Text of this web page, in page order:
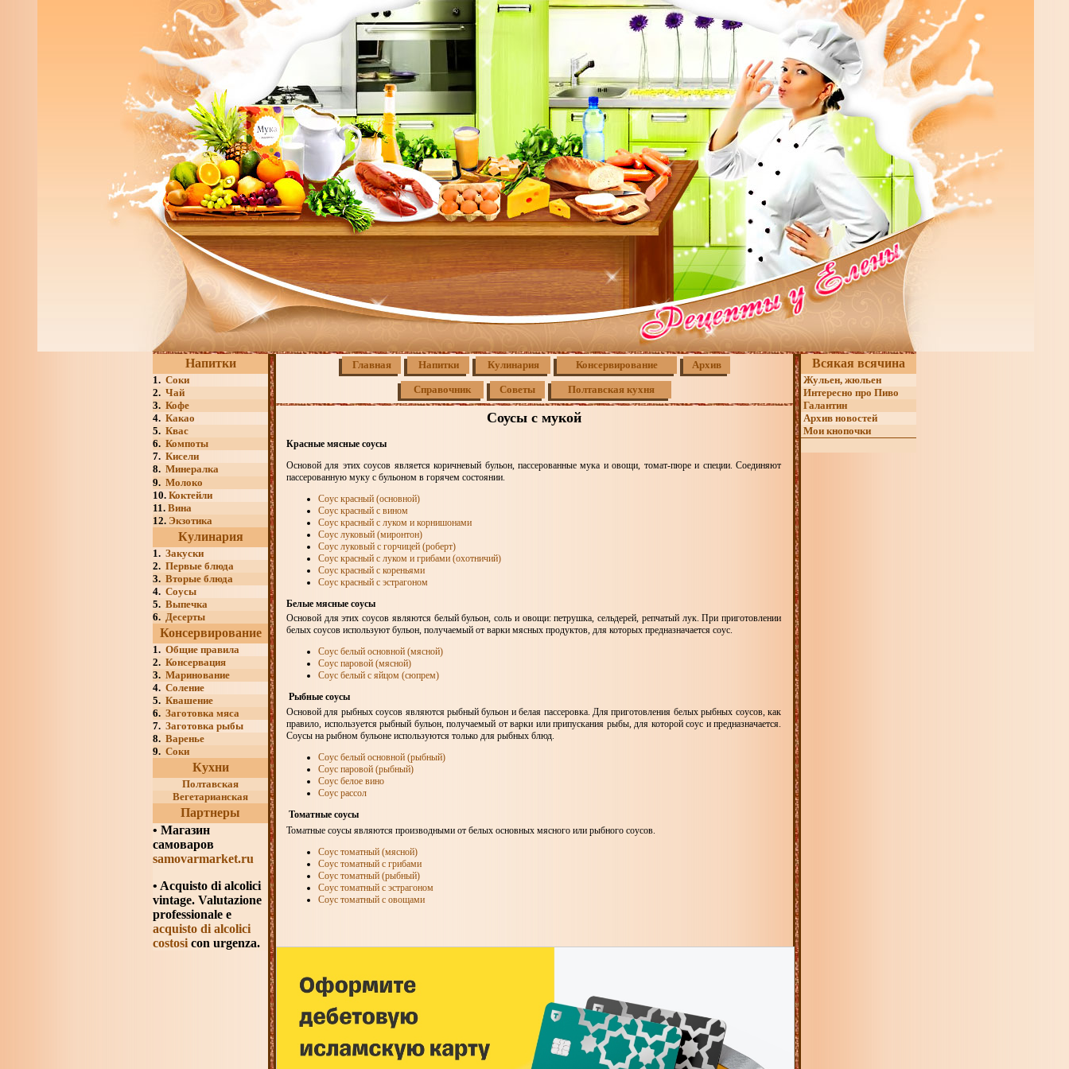
Напитки
1. Соки
2. Чай
3. Кофе
4. Какао
5. Квас
6. Компоты
7. Кисели
8. Минералка
9. Молоко
10. Коктейли
11. Вина
12. Экзотика
Кулинария
1. Закуски
2. Первые блюда
3. Вторые блюда
4. Соусы
5. Выпечка
6. Десерты
Консервирование
1. Общие правила
2. Консервация
3. Маринование
4. Соление
5. Квашение
6. Заготовка мяса
7. Заготовка рыбы
8. Варенье
9. Соки
Кухни
Полтавская
Вегетарианская
Партнеры
• Магазин
самоваров
samovarmarket.ru
• Acquisto di alcolici
vintage. Valutazione
professionale e
acquisto di alcolici
costosi con urgenza.
Главная Напитки Кулинария Консервирование Архив
Справочник Советы Полтавская кухня
Соусы с мукой
Красные мясные соусы
Основой для этих соусов является коричневый бульон, пассерованные мука и овощи, томат-пюре и специи. Соединяют
пассерованную муку с бульоном в горячем состоянии.
Соус красный (основной)
Соус красный с вином
Соус красный с луком и корнишонами
Соус луковый (миронтон)
Соус луковый с горчицей (роберт)
Соус красный с луком и грибами (охотничий)
Соус красный с кореньями
Соус красный с эстрагоном
Белые мясные соусы
Основой для этих соусов являются белый бульон, соль и овощи: петрушка, сельдерей, репчатый лук. При приготовлении
белых соусов используют бульон, получаемый от варки мясных продуктов, для которых предназначается соус.
Соус белый основной (мясной)
Соус паровой (мясной)
Соус белый с яйцом (сюпрем)
Рыбные соусы
Основой для рыбных соусов являются рыбный бульон и белая пассеровка. Для приготовления белых рыбных соусов, как
правило, используется рыбный бульон, получаемый от варки или припускания рыбы, для которой соус и предназначается.
Соусы на рыбном бульоне используются только для рыбных блюд.
Соус белый основной (рыбный)
Соус паровой (рыбный)
Соус белое вино
Соус рассол
Томатные соусы
Томатные соусы являются производными от белых основных мясного или рыбного соусов.
Соус томатный (мясной)
Соус томатный с грибами
Соус томатный (рыбный)
Соус томатный с эстрагоном
Соус томатный с овощами
Всякая всячина
Жульен, жюльен
Интересно про Пиво
Галантин
Архив новостей
Мои кнопочки